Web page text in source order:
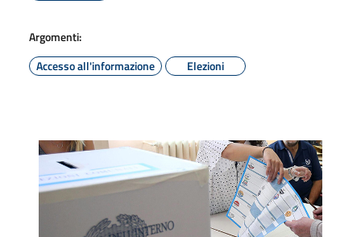
Argomenti:
Accesso all'informazione
Elezioni